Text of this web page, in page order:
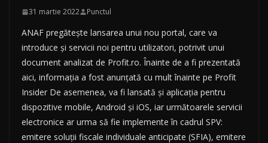
31 martie 2022 Punctul
ANAF pregătește lansarea unui nou portal, care va
introduce și servicii noi pentru utilizatori, potrivit unui
document analizat de Profit.ro. Înainte de a fi prezentată
aici, informația a fost anunțată cu mult înainte pe Profit
Insider De asemenea, va fi lansată și aplicația pentru
dispozitive mobile, Android și iOS, iar următoarele servicii
electronice ar urma să fie implemente în cadrul SPV:
emitere soluții fiscale individuale anticipate (SFIA), emitere